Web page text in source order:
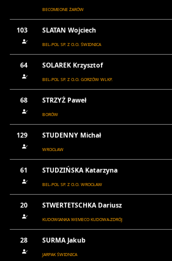
BECOMEONE ŻARÓW
103 SLATAN Wojciech
BEL-POL SP. Z O.O. ŚWIDNICA
64 SOLAREK Krzysztof
BEL-POL SP. Z O.O. GORZÓW WLKP.
68 STRZYŻ Paweł
BORÓW
129 STUDENNY Michał
WROCŁAW
61 STUDZIŃSKA Katarzyna
BEL-POL SP. Z O.O. WROCŁAW
20 STWERTETSCHKA Dariusz
KUDOWIANKA WEMECO KUDOWA-ZDRÓJ
28 SURMA Jakub
JARPAK ŚWIDNICA